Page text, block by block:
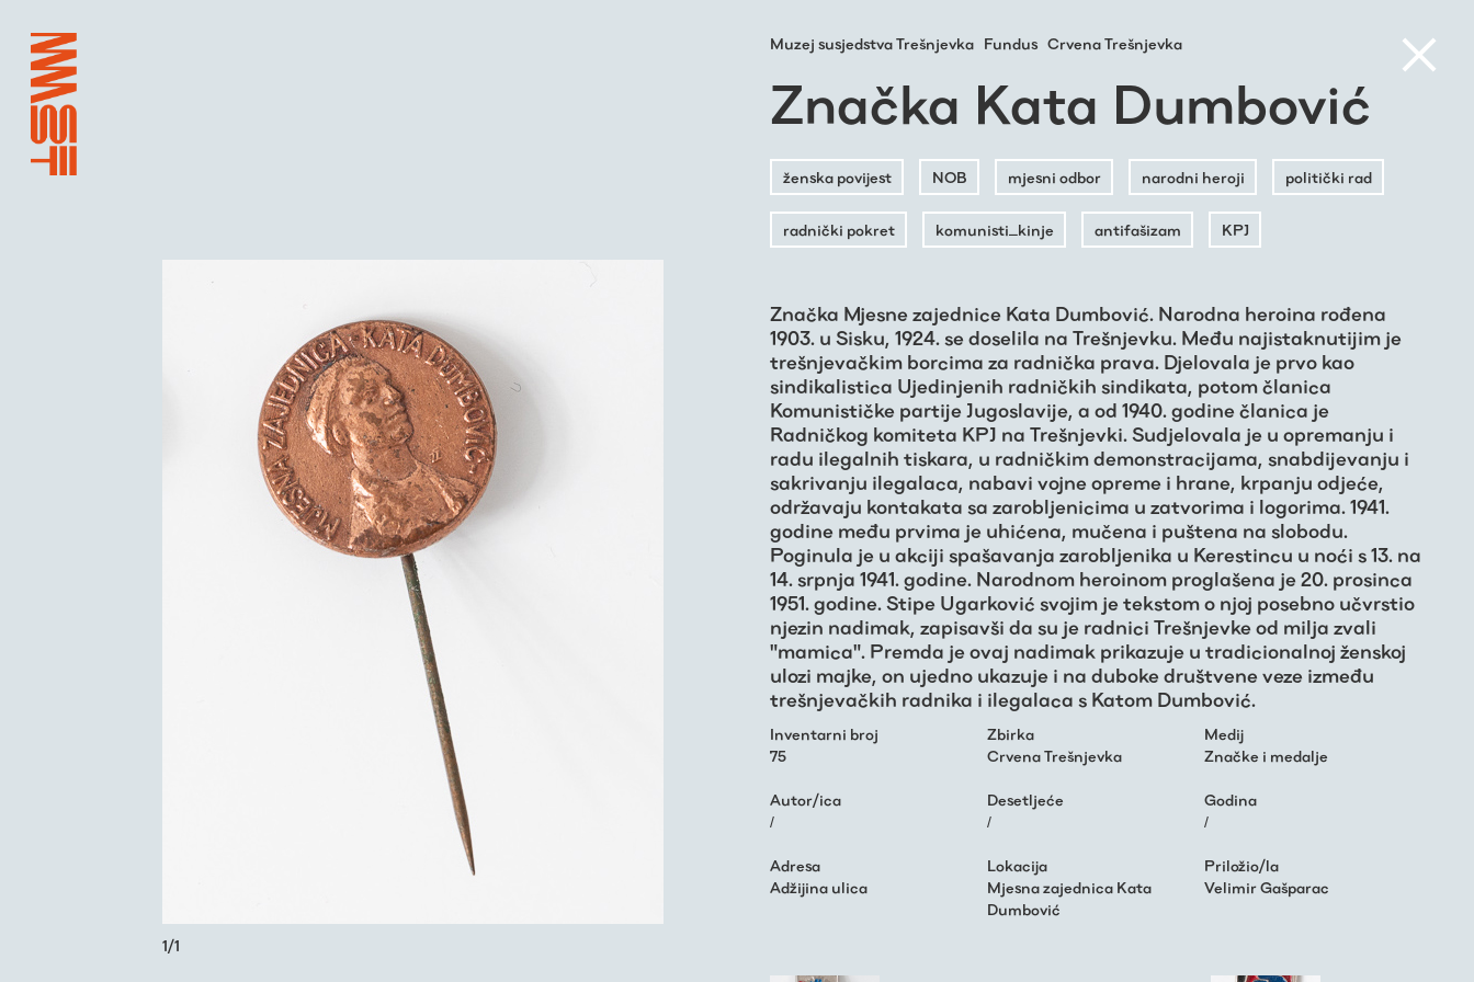
Muzej susjedstva Trešnjevka Fundus Crvena Trešnjevka
1/1
Značka Kata Dumbović
ženska povijest NOB mjesni odbor narodni heroji politički rad
radnički pokret komunisti_kinje antifašizam KPJ
Značka Mjesne zajednice Kata Dumbović. Narodna heroina rođena
1903. u Sisku, 1924. se doselila na Trešnjevku. Među najistaknutijim je
trešnjevačkim borcima za radnička prava. Djelovala je prvo kao
sindikalistica Ujedinjenih radničkih sindikata, potom članica
Komunističke partije Jugoslavije, a od 1940. godine članica je
Radničkog komiteta KPJ na Trešnjevki. Sudjelovala je u opremanju i
radu ilegalnih tiskara, u radničkim demonstracijama, snabdijevanju i
sakrivanju ilegalaca, nabavi vojne opreme i hrane, krpanju odjeće,
održavaju kontakata sa zarobljenicima u zatvorima i logorima. 1941.
godine među prvima je uhićena, mučena i puštena na slobodu.
Poginula je u akciji spašavanja zarobljenika u Kerestincu u noći s 13. na
14. srpnja 1941. godine. Narodnom heroinom proglašena je 20. prosinca
1951. godine. Stipe Ugarković svojim je tekstom o njoj posebno učvrstio
njezin nadimak, zapisavši da su je radnici Trešnjevke od milja zvali
"mamica". Premda je ovaj nadimak prikazuje u tradicionalnoj ženskoj
ulozi majke, on ujedno ukazuje i na duboke društvene veze između
trešnjevačkih radnika i ilegalaca s Katom Dumbović.
Inventarni broj
75
Zbirka
Crvena Trešnjevka
Medij
Značke i medalje
Autor/ica
/
Desetljeće
/
Godina
/
Adresa
Adžijina ulica
Lokacija
Mjesna zajednica Kata
Dumbović
Priložio/la
Velimir Gašparac